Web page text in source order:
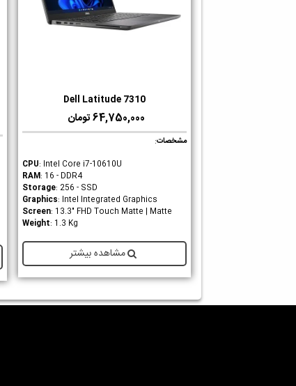
دوست داشتن
Dell Latitude 7310
64,750,000 تومان
مشخصات:
CPU: Intel Core i7-10610U
RAM: 16 - DDR4
Storage: 256 - SSD
Graphics: Intel Integrated Graphics
Screen: 13.3" FHD Touch Matte | Matte
Weight: 1.3 Kg
مشاهده بیشتر